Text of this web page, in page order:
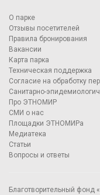
О парке
Отзывы посетителей
Правила бронирования
Вакансии
Карта парка
Техническая поддержка
Согласие на обработку
Санитарно-
Про ЭТНОМИР
СМИ о нас
Площадки ЭТНОМИРа
Медиатека
Статьи
Вопросы и ответы
Благотворительный фонд